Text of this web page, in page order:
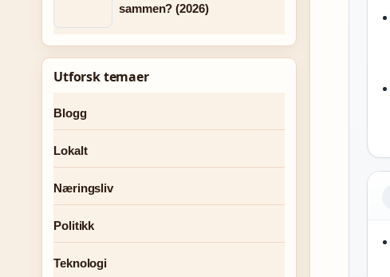
sammen? (2026)
Utforsk temaer
Blogg
Lokalt
Næringsliv
Politikk
Teknologi